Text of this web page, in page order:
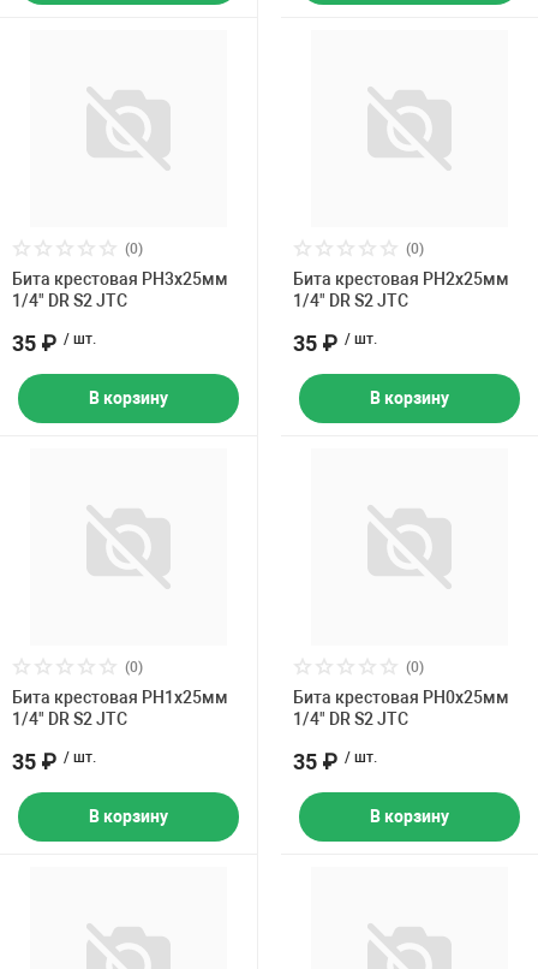
(0)
Бита крестовая PH3х25мм
1/4" DR S2 JTC
35 ₽ / шт.
В корзину
(0)
Бита крестовая PH2х25мм
1/4" DR S2 JTC
35 ₽ / шт.
В корзину
(0)
Бита крестовая PH1х25мм
1/4" DR S2 JTC
35 ₽ / шт.
В корзину
(0)
Бита крестовая PH0х25мм
1/4" DR S2 JTC
35 ₽ / шт.
В корзину